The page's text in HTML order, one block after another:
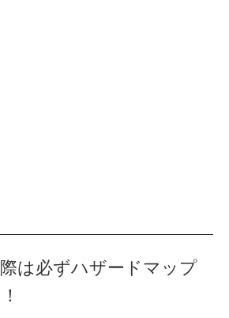
は必ずハザードマップ